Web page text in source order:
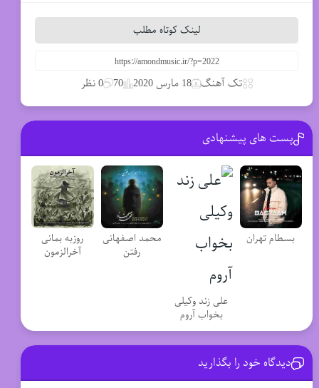
لینک کوتاه مطلب
تک آهنگ 18 مارس 2020 70 0 نظر
پست های پیشنهادی
بسطام تهران
علی زند وکیلی
بخواب آروم
محمد اصفهانی
رفتن
روزبه بمانی
آخرالزمون
دیدگاه خود را بگذارید